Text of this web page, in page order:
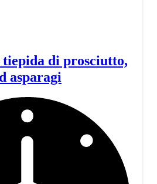
di prosciutto,
asparagi